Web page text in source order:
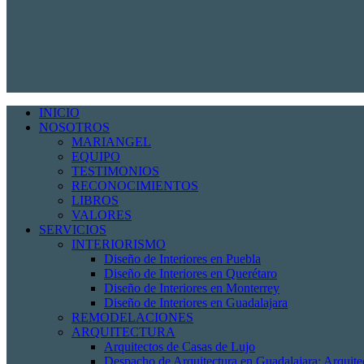
INICIO
NOSOTROS
MARIANGEL
EQUIPO
TESTIMONIOS
RECONOCIMIENTOS
LIBROS
VALORES
SERVICIOS
INTERIORISMO
Diseño de Interiores en Puebla
Diseño de Interiores en Querétaro
Diseño de Interiores en Monterrey
Diseño de Interiores en Guadalajara
REMODELACIONES
ARQUITECTURA
Arquitectos de Casas de Lujo
Despacho de Arquitectura en Guadalajara: